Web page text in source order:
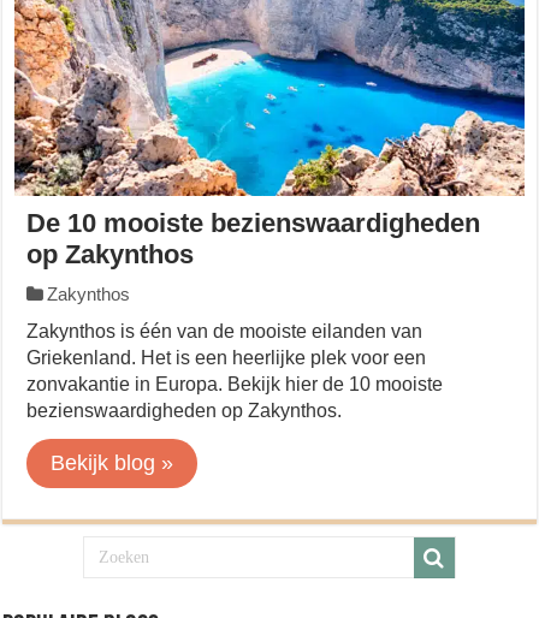
De 10 mooiste bezienswaardigheden
op Zakynthos
Zakynthos
Zakynthos is één van de mooiste eilanden van
Griekenland. Het is een heerlijke plek voor een
zonvakantie in Europa. Bekijk hier de 10 mooiste
bezienswaardigheden op Zakynthos.
Bekijk blog »